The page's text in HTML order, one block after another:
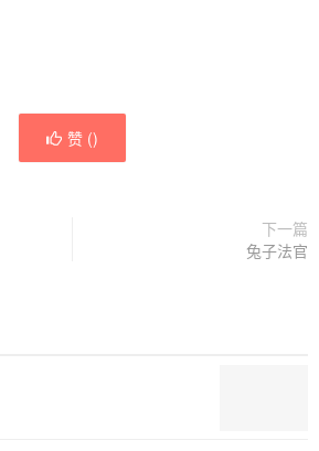
赞 ()
下一篇
兔子法官